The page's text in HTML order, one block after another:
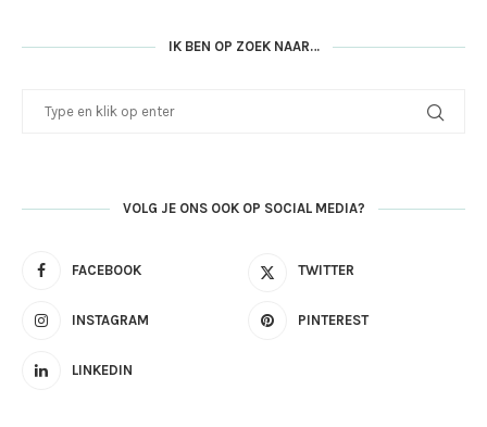
IK BEN OP ZOEK NAAR…
VOLG JE ONS OOK OP SOCIAL MEDIA?
FACEBOOK TWITTER
INSTAGRAM PINTEREST
LINKEDIN